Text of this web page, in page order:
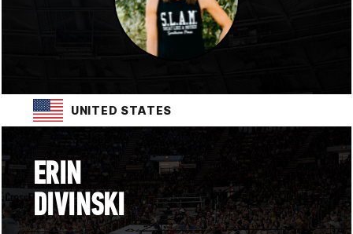
UNITED STATES
ERIN
DIVINSKI